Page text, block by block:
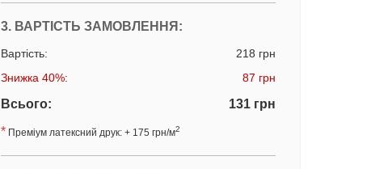
3. ВАРТІСТЬ ЗАМОВЛЕННЯ:
Вартість:
218 грн
Знижка 40%:
87 грн
Всього:
131 грн
* Преміум латексний друк: + 175 грн/м2